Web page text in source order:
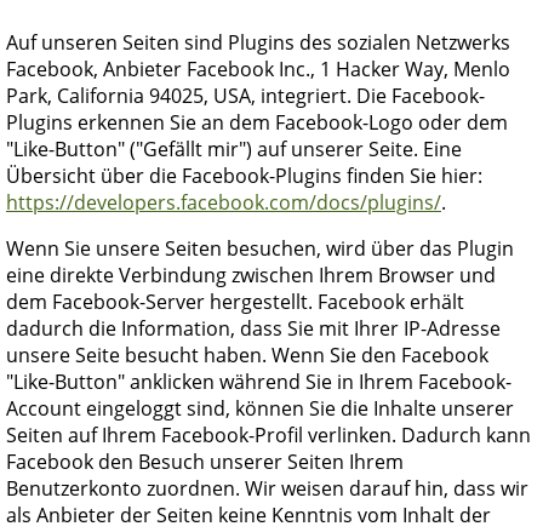
Auf unseren Seiten sind Plugins des sozialen Netzwerks
Facebook, Anbieter Facebook Inc., 1 Hacker Way, Menlo
Park, California 94025, USA, integriert. Die Facebook-
Plugins erkennen Sie an dem Facebook-Logo oder dem
"Like-Button" ("Gefällt mir") auf unserer Seite. Eine
Übersicht über die Facebook-Plugins finden Sie hier:
https://developers.facebook.com/docs/plugins/.
Wenn Sie unsere Seiten besuchen, wird über das Plugin
eine direkte Verbindung zwischen Ihrem Browser und
dem Facebook-Server hergestellt. Facebook erhält
dadurch die Information, dass Sie mit Ihrer IP-Adresse
unsere Seite besucht haben. Wenn Sie den Facebook
"Like-Button" anklicken während Sie in Ihrem Facebook-
Account eingeloggt sind, können Sie die Inhalte unserer
Seiten auf Ihrem Facebook-Profil verlinken. Dadurch kann
Facebook den Besuch unserer Seiten Ihrem
Benutzerkonto zuordnen. Wir weisen darauf hin, dass wir
als Anbieter der Seiten keine Kenntnis vom Inhalt der